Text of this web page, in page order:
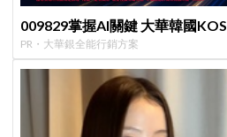
009829掌握AI關鍵 大華韓國
PR・大華銀全能行銷方案